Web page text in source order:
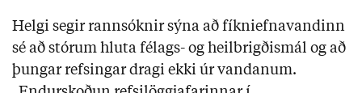
Helgi segir rannsóknir sýna að fíkniefnavandinn
sé að stórum hluta félags- og heilbrigðismál og að
þungar refsingar dragi ekki úr vandanum.